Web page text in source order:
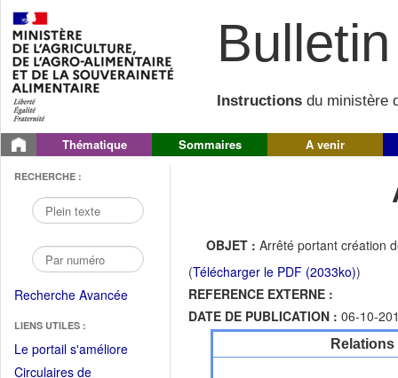
Instructions du ministère
Thématique Sommaires A venir
RECHERCHE :
Recherche Avancée
LIENS UTILES :
Le portail s'améliore(Fichier
Circulaires de
OBJET : Arrêté portant création
(Télécharger le PDF (2033ko))
REFERENCE EXTERNE :
DATE DE PUBLICATION : 06-10-